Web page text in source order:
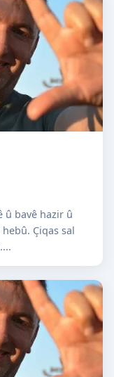
û bavê hazir û
Çiqas sal